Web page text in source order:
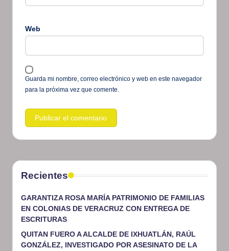
Web
Guarda mi nombre, correo electrónico y web en este navegador
para la próxima vez que comente.
Recientes
GARANTIZA ROSA MARÍA PATRIMONIO DE FAMILIAS
EN COLONIAS DE VERACRUZ CON ENTREGA DE
ESCRITURAS
QUITAN FUERO A ALCALDE DE IXHUATLÁN, RAÚL
GONZÁLEZ, INVESTIGADO POR ASESINATO DE LA